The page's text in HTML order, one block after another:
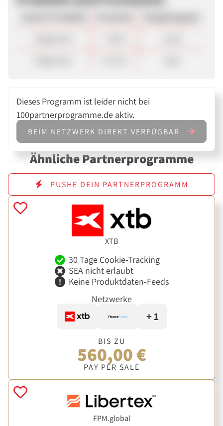
Dieses Programm ist leider nicht bei
100partnerprogramme.de aktiv.
BEIM NETZWERK DIREKT VERFÜGBAR
Ähnliche Partnerprogramme
PUSHE DEIN PARTNERPROGRAMM
XTB
30 Tage Cookie-Tracking
SEA nicht erlaubt
Keine Produktdaten-Feeds
Netzwerke
+ 1
BIS ZU
560,00 €
PAY PER SALE
FPM.global